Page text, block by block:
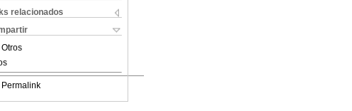
relacionados
Otros
Permalink